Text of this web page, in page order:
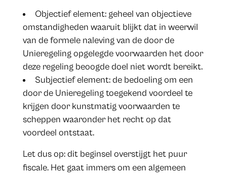
Objectief element: geheel van objectieve
omstandigheden waaruit blijkt dat in weerwil
van de formele naleving van de door de
Unieregeling opgelegde voorwaarden het door
deze regeling beoogde doel niet wordt bereikt.
Subjectief element: de bedoeling om een
door de Unieregeling toegekend voordeel te
krijgen door kunstmatig voorwaarden te
scheppen waaronder het recht op dat
voordeel ontstaat.
Let dus op: dit beginsel overstijgt het puur
fiscale. Het gaat immers om een algemeen